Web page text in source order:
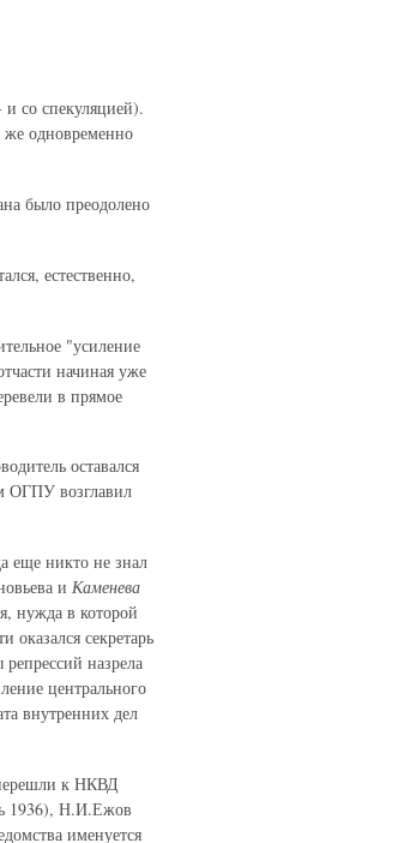
и со спекуляцией).
же одновременно
было преодолено
естественно,
"усиление
начиная уже
в прямое
оставался
ОГПУ возглавил
еще никто не знал
и Каменева
нужда в которой
оказался секретарь
назрела
центрального
внутренних дел
к НКВД
1936), Н.И.Ежов
именуется